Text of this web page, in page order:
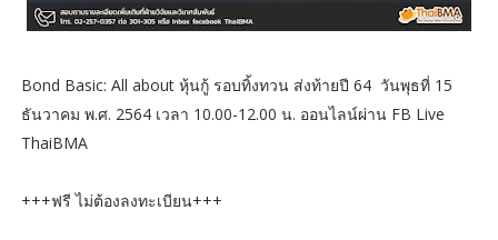
Bond Basic: All about หุ้นกู้ รอบทิ้งทวน ส่งท้ายปี 64 วันพุธที่ 15
ธันวาคม พ.ศ. 2564 เวลา 10.00-12.00 น. ออนไลน์ผ่าน FB Live
ThaiBMA
+++ฟรี ไม่ต้องลงทะเบียน+++